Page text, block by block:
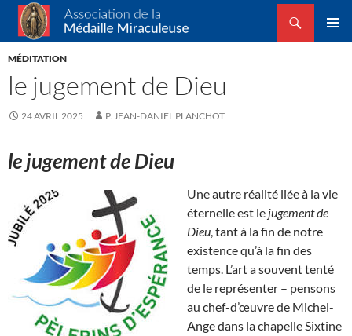
Association de la Médaille Miraculeuse
Recherche
ALLER
AU
MÉDITATION
le jugement de Dieu
24 AVRIL 2025 P. JEAN-DANIEL PLANCHOT
le jugement de Dieu
Une autre réalité liée à la vie
éternelle est le jugement de
Dieu, tant à la fin de notre
existence qu’à la fin des
temps. L’art a souvent tenté
de le représenter – pensons
au chef-d’œuvre de Michel-
Ange dans la chapelle Sixtine